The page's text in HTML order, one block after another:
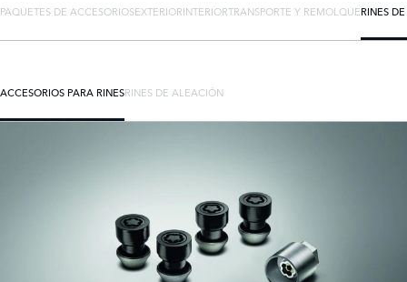
PAQUETES DE ACCESORIOSEXTERIORINTERIORTRANSPORTE Y REMOLQUERINES
ACCESORIOS PARA RINESRINES DE ALEACIÓN